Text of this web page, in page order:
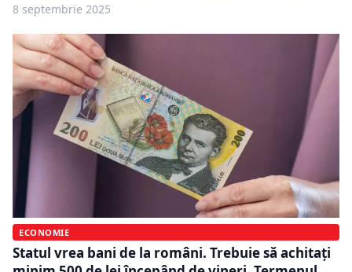
8 septembrie 2025
ECONOMIE
Statul vrea bani de la români. Trebuie să achitați